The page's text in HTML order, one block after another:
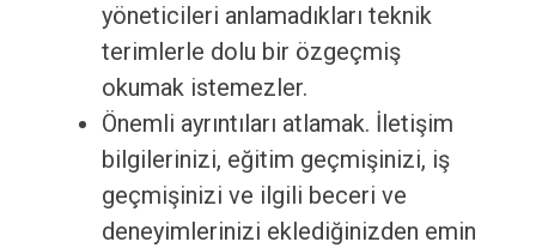
yöneticileri anlamadıkları teknik
terimlerle dolu bir özgeçmiş
okumak istemezler.
Önemli ayrıntıları atlamak. İletişim
bilgilerinizi, eğitim geçmişinizi, iş
geçmişinizi ve ilgili beceri ve
deneyimlerinizi eklediğinizden emin